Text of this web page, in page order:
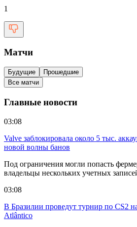
1
Матчи
Будущие
Прошедшие
Все матчи
Главные новости
03:08
Valve заблокировала около 5 тыс.
новой волны банов
Под ограничения могли попасть
владельцы нескольких учетных
03:08
В Бразилии проведут турнир по CS2
Atlântico